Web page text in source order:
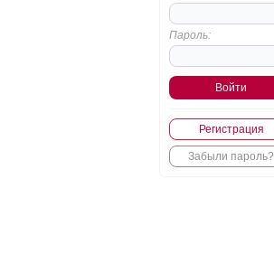
Пароль:
Регистрация
Забыли пароль?